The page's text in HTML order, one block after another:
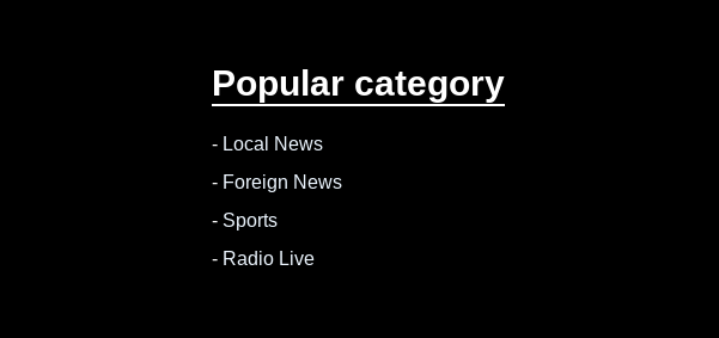
Popular category
- Local News
- Foreign News
- Sports
- Radio Live